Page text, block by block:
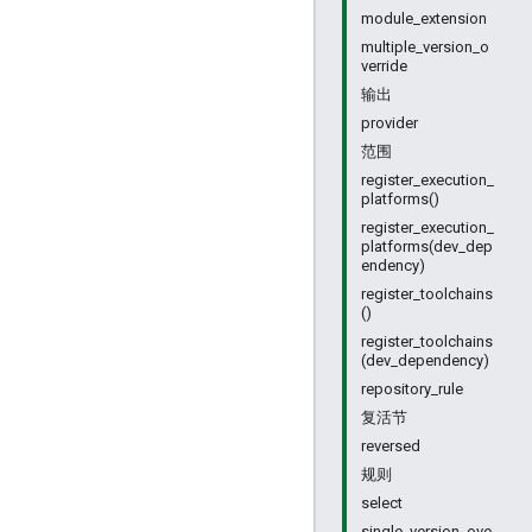
module_extension
multiple_version_o
verride
输出
provider
范围
register_execution_
platforms()
register_execution_
platforms(dev_dep
endency)
register_toolchains
()
register_toolchains
(dev_dependency)
repository_rule
复活节
reversed
规则
select